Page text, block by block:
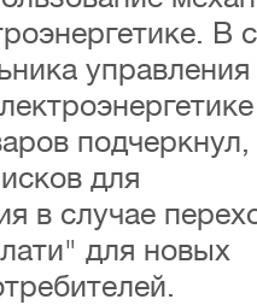
В
управления
подчеркнул,
для
в случае
для новых